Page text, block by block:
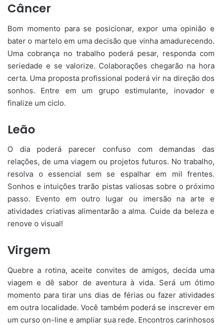
Câncer
Bom momento para se posicionar, expor uma opinião e
bater o martelo em uma decisão que vinha amadurecendo.
Uma cobrança no trabalho poderá pesar, responda com
seriedade e se valorize. Colaborações chegarão na hora
certa. Uma proposta profissional poderá vir na direção dos
sonhos. Entre em um grupo estimulante, inovador e
finalize um ciclo.
Leão
O dia poderá parecer confuso com demandas das
relações, de uma viagem ou projetos futuros. No trabalho,
resolva o essencial sem se espalhar em mil frentes.
Sonhos e intuições trarão pistas valiosas sobre o próximo
passo. Evento em outro lugar ou imersão na arte e
atividades criativas alimentarão a alma. Cuide da beleza e
renove o visual!
Virgem
Quebre a rotina, aceite convites de amigos, decida uma
viagem e dê sabor de aventura à vida. Será um ótimo
momento para tirar uns dias de férias ou fazer atividades
em outra localidade. Você também poderá se inscrever em
um curso on-line e ampliar sua rede. Encontros carinhosos